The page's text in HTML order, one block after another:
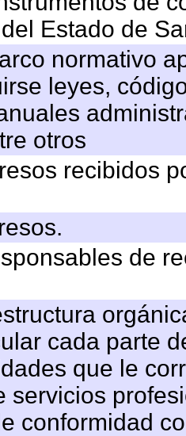
Estado de
normativo
leyes,
otros
recibidos
de
cada parte
que le
servicios
conformidad